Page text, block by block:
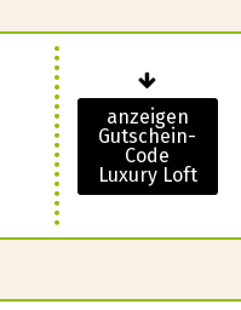
anzeigen
Gutschein-
Code
Luxury Loft